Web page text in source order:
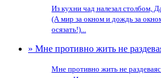
Из кухни чад налезал столбом,
(А мир за окном и дождь за
осязать!)...
» Мне противно жить не
Мне противно жить не